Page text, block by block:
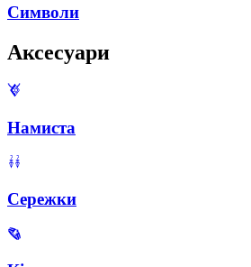
Символи
Аксесуари
Намиста
Сережки